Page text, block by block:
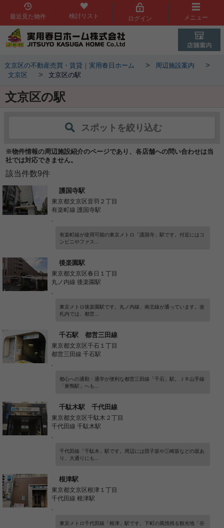
最近見た物件 検討リスト ログイン メニュー
文京区の不動産売買・賃貸｜実用春日ホーム > 周辺施設案内 >
文京区 > 文京区の駅
文京区の駅
スポットを絞り込む
※物件情報の周辺施設紹介のページであり、各店舗への問い合わせは当
社では対応できません。
該当件数9件
護国寺駅
東京都文京区音羽２丁目
有楽町線 護国寺駅
-
有楽町線が使用可能の東京メトロ「護国寺」駅です。付近にはコ
ンビニやファス...
後楽園駅
東京都文京区春日１丁目
丸ノ内線 後楽園駅
-
東京メトロ後楽園駅です。丸ノ内線、南北線が通っています。改
札内では、都営...
千石駅 都営三田線
東京都文京区千石１丁目
都営三田線 千石駅
-
都心への通勤・通学が便利な都営三田線「千石」駅。ＪＲ山手線
「巣鴨駅」へも...
千駄木駅 千代田線
東京都文京区千駄木２丁目
千代田線 千駄木駅
-
千代田線「千駄木」駅です。周辺には団子坂や三崎坂などの坂あ
り、大通りにも...
根津駅
東京都文京区根津１丁目
千代田線 根津駅
-
東京メトロ千代田線「根津」駅です。下町の風情残る観光地「谷